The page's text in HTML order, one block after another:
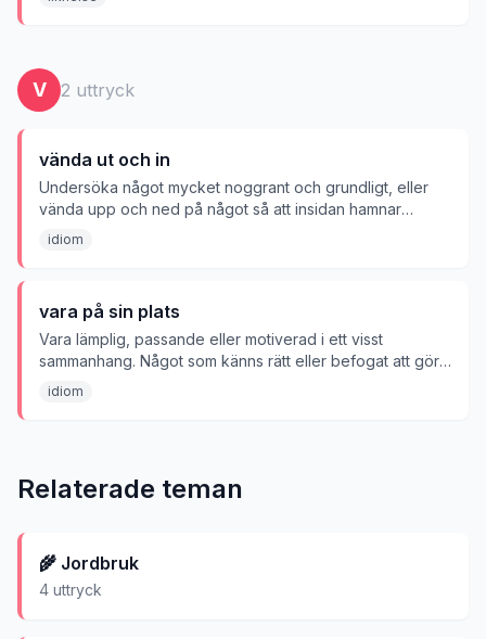
V 2 uttryck
vända ut och in
Undersöka något mycket noggrant och grundligt, eller
vända upp och ned på något så att insidan hamnar
utanpå.
idiom
vara på sin plats
Vara lämplig, passande eller motiverad i ett visst
sammanhang. Något som känns rätt eller befogat att göra
eller säga.
idiom
Relaterade teman
🌾 Jordbruk
4 uttryck